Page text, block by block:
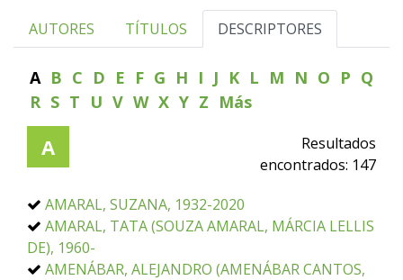
AUTORES TÍTULOS DESCRIPTORES
A B C D E F G H I J K L M N O P Q
R S T U V W X Y Z Más
A
Resultados
encontrados: 147
AMARAL, SUZANA, 1932-2020
AMARAL, TATA (SOUZA AMARAL, MÁRCIA LELLIS
DE), 1960-
AMENÁBAR, ALEJANDRO (AMENÁBAR CANTOS,